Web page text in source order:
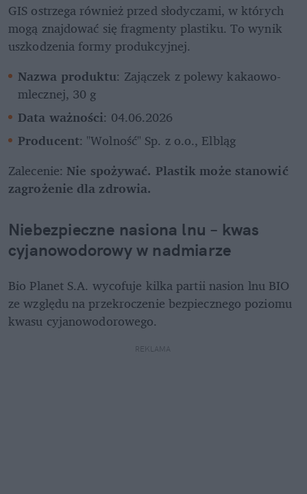
GIS ostrzega również przed słodyczami, w których
mogą znajdować się fragmenty plastiku. To wynik
uszkodzenia formy produkcyjnej.
Nazwa produktu: Zajączek z polewy kakaowo-
mlecznej, 30 g
Data ważności: 04.06.2026
Producent: "Wolność" Sp. z o.o., Elbląg
Zalecenie: Nie spożywać. Plastik może stanowić
zagrożenie dla zdrowia.
Niebezpieczne nasiona lnu – kwas
cyjanowodorowy w nadmiarze
Bio Planet S.A. wycofuje kilka partii nasion lnu BIO
ze względu na przekroczenie bezpiecznego poziomu
kwasu cyjanowodorowego.
REKLAMA